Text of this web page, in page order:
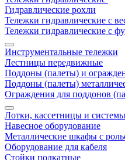
Гидравлические рохли
Тележки гидравлические с
Тележки гидравлические с
Инструментальные тележки
Лестницы передвижные
Поддоны (палеты) и
Поддоны (палеты)
Ограждения для поддонов
Лотки, кассетницы и
Навесное оборудование
Металлические шкафы с
Оборудование для кабеля
Стойки подкатные